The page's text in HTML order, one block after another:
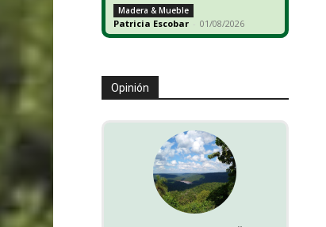
Madera & Mueble
Patricia Escobar - 01/08/2026
Opinión